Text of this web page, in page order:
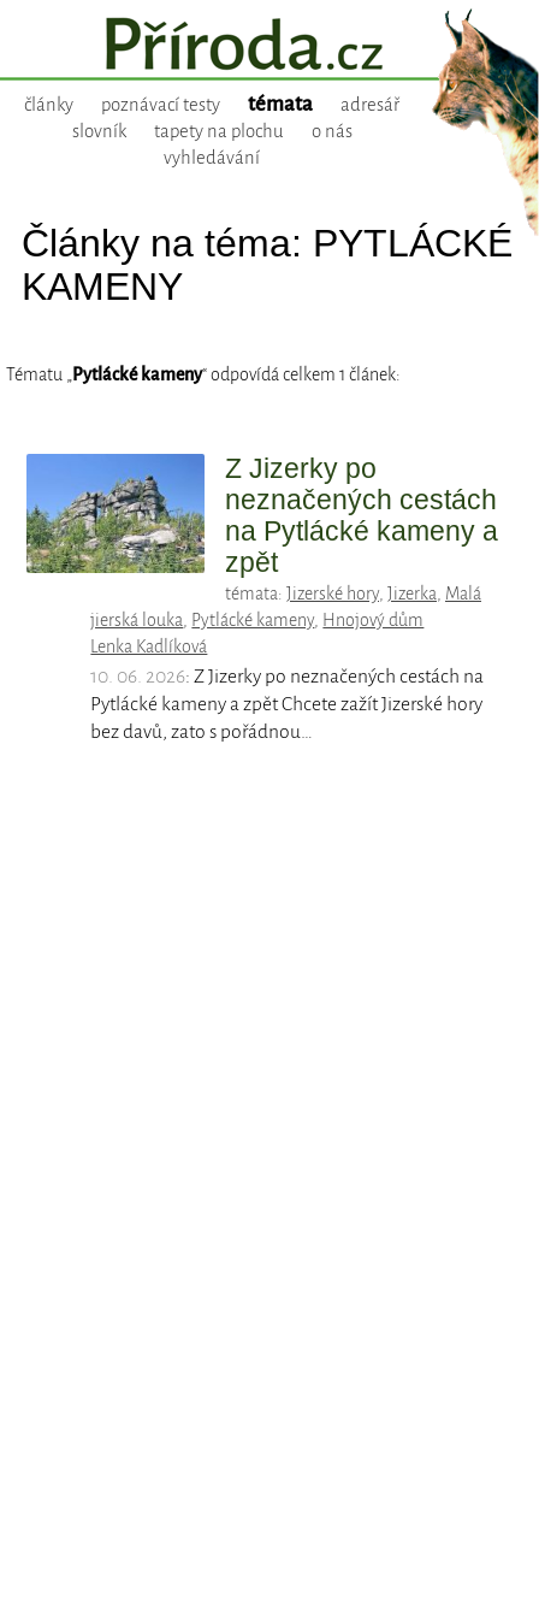
články poznávací testy témata
adresář
slovník
tapety na plochu
o nás
vyhledávání
Články na téma: PYTLÁCKÉ
KAMENY
Tématu „Pytlácké kameny“ odpovídá celkem 1 článek:
Z Jizerky po
neznačených cestách
na Pytlácké kameny a
zpět
témata: Jizerské hory, Jizerka, Malá
jierská louka, Pytlácké kameny, Hnojový dům
Lenka Kadlíková
10. 06. 2026: Z Jizerky po neznačených cestách na
Pytlácké kameny a zpět Chcete zažít Jizerské hory
bez davů, zato s pořádnou…